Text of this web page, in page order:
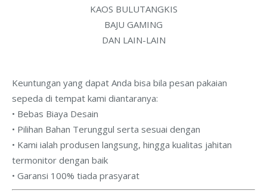
KAOS BULUTANGKIS
BAJU GAMING
DAN LAIN-LAIN
Keuntungan yang dapat Anda bisa bila pesan pakaian
sepeda di tempat kami diantaranya:
• Bebas Biaya Desain
• Pilihan Bahan Terunggul serta sesuai dengan
• Kami ialah produsen langsung, hingga kualitas jahitan
termonitor dengan baik
• Garansi 100% tiada prasyarat